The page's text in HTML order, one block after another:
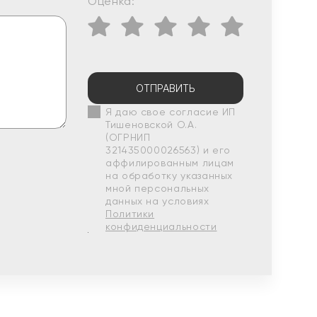
ОТПРАВИТЬ
Я даю свое согласие ИП
Тишеновской О.А.
(ОГРНИП
321435000026563) и его
аффилированным лицам
на обработку указанных
мной персональных
данных на условиях
Политики
конфиденциальности